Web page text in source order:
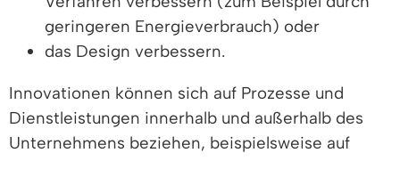
geringeren Energieverbrauch) oder
das Design verbessern.
Innovationen können sich auf Prozesse und
Dienstleistungen innerhalb und außerhalb des
Unternehmens beziehen, beispielsweise auf